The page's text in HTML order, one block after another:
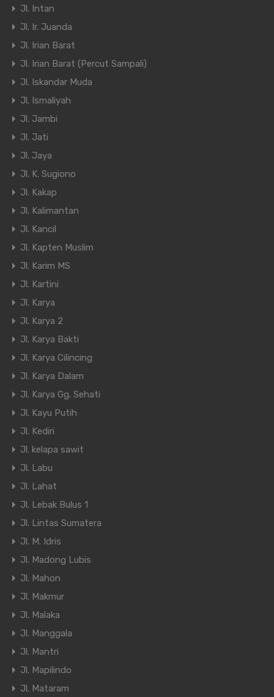
Jl. Intan
Jl. Ir. Juanda
Jl. Irian Barat
Jl. Irian Barat (Percut Sampali)
Jl. Iskandar Muda
Jl. Ismaliyah
Jl. Jambi
Jl. Jati
Jl. Jaya
Jl. K. Sugiono
Jl. Kakap
Jl. Kalimantan
Jl. Kancil
Jl. Kapten Muslim
Jl. Karim MS
Jl. Kartini
Jl. Karya
Jl. Karya 2
Jl. Karya Bakti
Jl. Karya Cilincing
Jl. Karya Dalam
Jl. Karya Gg. Sehati
Jl. Kayu Putih
Jl. Kediri
Jl. kelapa sawit
Jl. Labu
Jl. Lahat
Jl. Lebak Bulus 1
Jl. Lintas Sumatera
Jl. M. Idris
Jl. Madong Lubis
Jl. Mahon
Jl. Makmur
Jl. Malaka
Jl. Manggala
Jl. Mantri
Jl. Mapilindo
Jl. Mataram